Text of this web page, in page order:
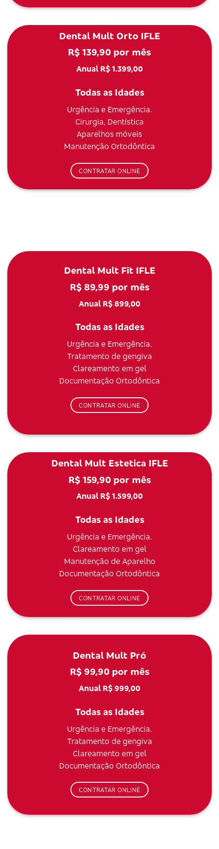
Dental Mult Orto IFLE
R$ 139,90 por mês
Anual R$ 1.399,00
Todas as Idades
Urgência e Emergência.
Cirurgia, Dentística
Aparelhos móveis
Manutenção Ortodôntica
CONTRATAR ONLINE
Dental Mult Fit IFLE
R$ 89,99 por mês
Anual R$ 899,00
Todas as Idades
Urgência e Emergência.
Tratamento de gengiva
Clareamento em gel
Documentação Ortodôntica
CONTRATAR ONLINE
Dental Mult Estetica IFLE
R$ 159,90 por mês
Anual R$ 1.599,00
Todas as Idades
Urgência e Emergência.
Clareamento em gel
Manutenção de Aparelho
Documentação Ortodôntica
CONTRATAR ONLINE
Dental Mult Pró
R$ 99,90 por mês
Anual R$ 999,00
Todas as Idades
Urgência e Emergência.
Tratamento de gengiva
Clareamento em gel
Documentação Ortodôntica
CONTRATAR ONLINE